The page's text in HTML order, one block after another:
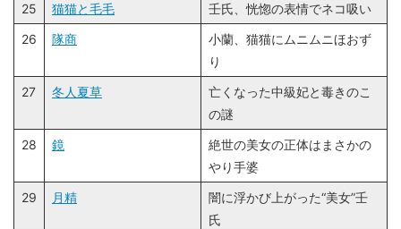
25
猫猫と毛毛
壬氏、恍惚の表情でネコ吸い
26
隊商
小蘭、猫猫にムニムニほおず
り
27
冬人夏草
亡くなった中級妃と毒きのこ
の謎
28
鏡
絶世の美女の正体はまさかの
やり手婆
29
月精
闇に浮かび上がった“美女”壬
氏